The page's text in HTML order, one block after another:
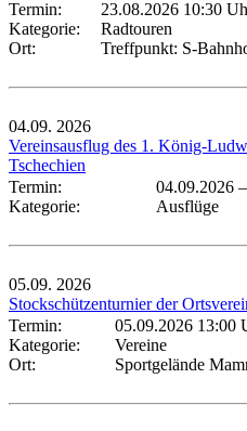
Termin:
23.08.2026 10:30
Kategorie:
Radtouren
Ort:
Treffpunkt: S-
04.09. 2026
Vereinsausflug des 1. König-
Tschechien
Termin:
04.09.2026 –
Kategorie:
Ausflüge
05.09. 2026
Stockschützenturnier der
Termin:
05.09.2026 13:00
Kategorie:
Vereine
Ort:
Sportgelände